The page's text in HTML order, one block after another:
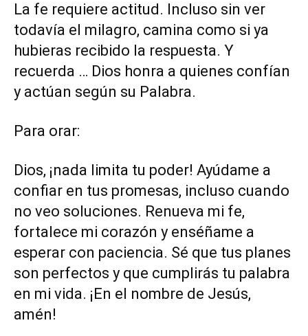
La fe requiere actitud. Incluso sin ver
todavía el milagro, camina como si ya
hubieras recibido la respuesta. Y
recuerda … Dios honra a quienes confían
y actúan según su Palabra.
Para orar:
Dios, ¡nada limita tu poder! Ayúdame a
confiar en tus promesas, incluso cuando
no veo soluciones. Renueva mi fe,
fortalece mi corazón y enséñame a
esperar con paciencia. Sé que tus planes
son perfectos y que cumplirás tu palabra
en mi vida. ¡En el nombre de Jesús,
amén!